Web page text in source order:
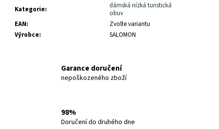
Kategorie:
dámská nízká turistická
obuv
EAN:
Zvolte variantu
Výrobce: SALOMON
Garance doručení
nepoškozeného zboží
98%
Doručení do druhého dne